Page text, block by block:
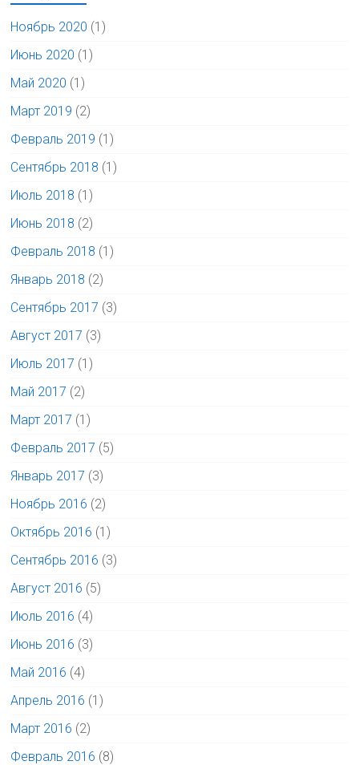
Ноябрь 2020 (1)
Июнь 2020 (1)
Май 2020 (1)
Март 2019 (2)
Февраль 2019 (1)
Сентябрь 2018 (1)
Июль 2018 (1)
Июнь 2018 (2)
Февраль 2018 (1)
Январь 2018 (2)
Сентябрь 2017 (3)
Август 2017 (3)
Июль 2017 (1)
Май 2017 (2)
Март 2017 (1)
Февраль 2017 (5)
Январь 2017 (3)
Ноябрь 2016 (2)
Октябрь 2016 (1)
Сентябрь 2016 (3)
Август 2016 (5)
Июль 2016 (4)
Июнь 2016 (3)
Май 2016 (4)
Апрель 2016 (1)
Март 2016 (2)
Февраль 2016 (8)